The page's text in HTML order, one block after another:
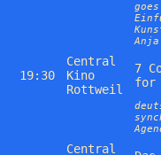
19:30
Central
Kino
Rottweil
7
for
Central